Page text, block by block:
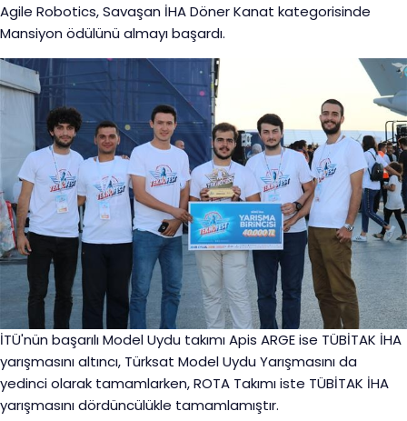
Agile Robotics, Savaşan İHA Döner Kanat kategorisinde
Mansiyon ödülünü almayı başardı.
İTÜ'nün başarılı Model Uydu takımı Apis ARGE ise TÜBİTAK İHA
yarışmasını altıncı, Türksat Model Uydu Yarışmasını da
yedinci olarak tamamlarken, ROTA Takımı iste TÜBİTAK İHA
yarışmasını dördüncülükle tamamlamıştır.